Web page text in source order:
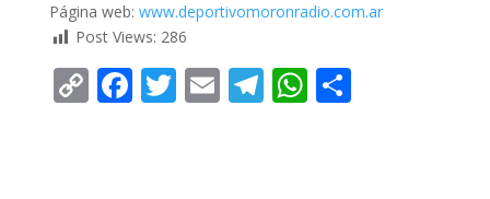
Página web: www.deportivomoronradio.com.ar
Post Views: 286
C F T E T W C